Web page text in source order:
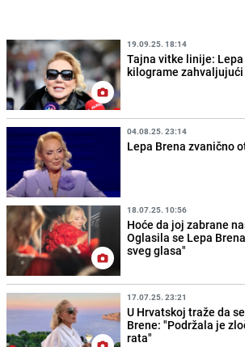
19.09.25. 18:14
Tajna vitke linije:
kilograme
04.08.25. 23:14
Lepa Brena zvanično
18.07.25. 10:56
Hoće da joj zabrane
Oglasila se Lepa
sveg glasa"
17.07.25. 23:21
U Hrvatskoj traže da
Brene: "Podržala je
rata"